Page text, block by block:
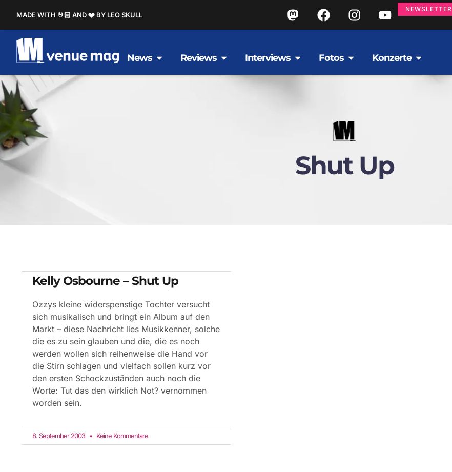
MADE WITH 🤘🏻 AND ❤️ BY LEO SKULL
NEWSLETTER
News Reviews Interviews Fotos Konzerte
Shut Up
Kelly Osbourne – Shut Up
Ozzys kleine widerspenstige Tochter versucht
sich musikalisch und bringt ein Album auf den
Markt – diese Nachricht lies Musikkenner, solche
die es zu sein glauben und die, die es noch
werden wollen sich reihenweise die Hand vor
die Stirn schlagen und vielfach sollen kurz vor
den ersten Schockzuständen auch noch die
Worte: Tut das den wirklich Not? vernommen
worden sein.
8. September 2003 Keine Kommentare